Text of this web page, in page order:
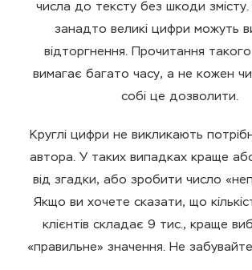
числа до тексту без шкоди
занадто великі цифри можуть
відторгнення. Прочитання
вимагає багато часу, а не кожен
собі це дозволити.
Круглі цифри не викликають
автора. У таких випадках краще
від згадки, або зробити число
Якщо ви хочете сказати, що
клієнтів складає 9 тис., краще
«правильне» значення. Не